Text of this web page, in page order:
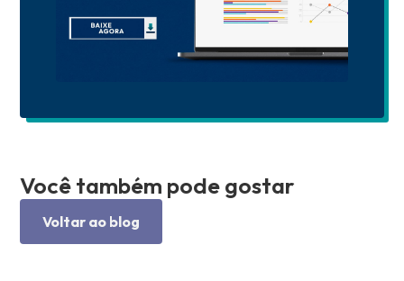
Você também pode gostar
Voltar ao blog